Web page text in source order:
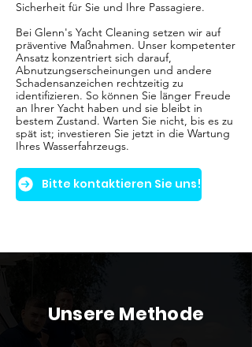
Sicherheit für Sie und Ihre Passagiere.
Bei Glenn's Yacht Cleaning setzen wir auf
präventive Maßnahmen. Unser kompetenter
Ansatz konzentriert sich darauf,
Abnutzungserscheinungen und andere
Schadensanzeichen rechtzeitig zu
identifizieren. So können Sie länger Freude
an Ihrer Yacht haben und sie bleibt in
bestem Zustand. Warten Sie nicht, bis es zu
spät ist; investieren Sie jetzt in die Wartung
Ihres Wasserfahrzeugs.
Bitte kontaktieren Sie uns!
Unsere Methode